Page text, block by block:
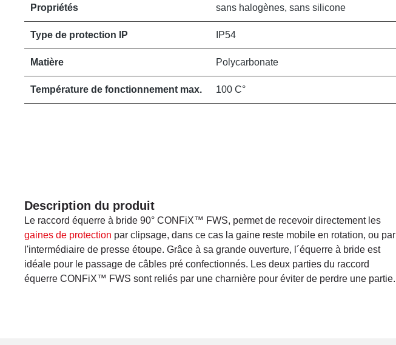
Propriétés sans halogènes, sans silicone
Type de protection IP IP54
Matière Polycarbonate
Température de fonctionnement max. 100 C°
Description du produit
Le raccord équerre à bride 90° CONFiX™ FWS, permet de recevoir directement les
gaines de protection par clipsage, dans ce cas la gaine reste mobile en rotation, ou par
l'intermédiaire de presse étoupe. Grâce à sa grande ouverture, l´équerre à bride est
idéale pour le passage de câbles pré confectionnés. Les deux parties du raccord
équerre CONFiX™ FWS sont reliés par une charnière pour éviter de perdre une partie.